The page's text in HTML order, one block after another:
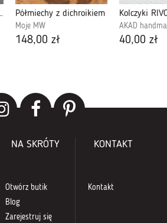
perełkami. Półmiechy z dichroikiem
Moje MW
148,00 zł
Kolczyki
AKAD
40,00 zł
NA SKRÓTY
Otwórz butik
Blog
Zarejestruj się
KONTAKT
Kontakt